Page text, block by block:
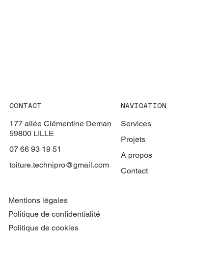
CONTACT
177 allée Clémentine Deman
59800 LILLE
07 66 93 19 51
toiture.technipro@gmail.com
NAVIGATION
Services
Projets
A propos
Contact
Mentions légales
Politique de confidentialité
Politique de cookies